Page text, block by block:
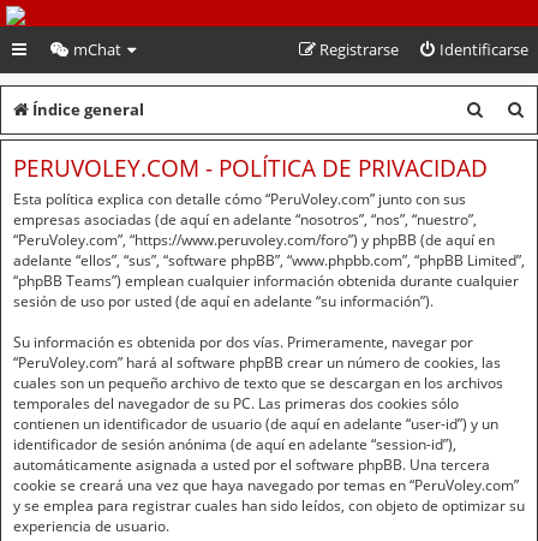
PeruVoley.com
mChat Identificarse
Registrarse
Índice general
u
u
s
a
r
PERUVOLEY.COM - POLÍTICA DE PRIVACIDAD
Esta política explica con detalle cómo “PeruVoley.com” junto con sus
empresas asociadas (de aquí en adelante “nosotros”, “nos”, “nuestro”,
“PeruVoley.com”, “https://www.peruvoley.com/foro”) y phpBB (de aquí en
adelante “ellos”, “sus”, “software phpBB”, “www.phpbb.com”, “phpBB Limited”,
“phpBB Teams”) emplean cualquier información obtenida durante cualquier
sesión de uso por usted (de aquí en adelante “su información”).
Su información es obtenida por dos vías. Primeramente, navegar por
“PeruVoley.com” hará al software phpBB crear un número de cookies, las
cuales son un pequeño archivo de texto que se descargan en los archivos
temporales del navegador de su PC. Las primeras dos cookies sólo
contienen un identificador de usuario (de aquí en adelante “user-id”) y un
identificador de sesión anónima (de aquí en adelante “session-id”),
automáticamente asignada a usted por el software phpBB. Una tercera
cookie se creará una vez que haya navegado por temas en “PeruVoley.com”
y se emplea para registrar cuales han sido leídos, con objeto de optimizar su
experiencia de usuario.